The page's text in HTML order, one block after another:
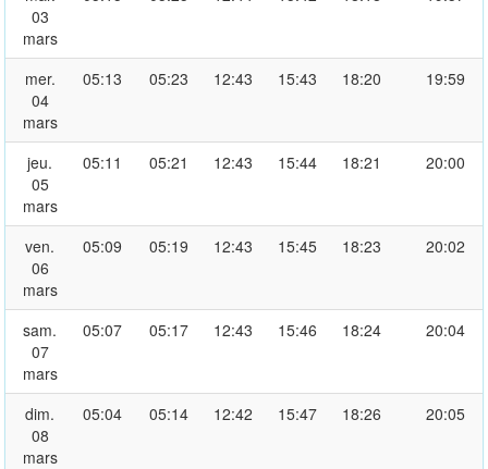
03
mars
mer.
04
mars
05:13 05:23 12:43 15:43 18:20 19:59
jeu.
05
mars
05:11 05:21 12:43 15:44 18:21 20:00
ven.
06
mars
05:09 05:19 12:43 15:45 18:23 20:02
sam.
07
mars
05:07 05:17 12:43 15:46 18:24 20:04
dim.
08
mars
05:04 05:14 12:42 15:47 18:26 20:05